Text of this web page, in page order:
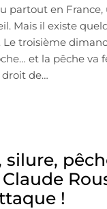
partout en
Mais il existe
Le troisième
et la pêche va
droit de…
silure,
!